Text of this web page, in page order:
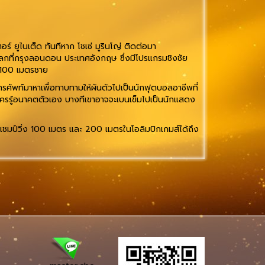
อร์ ยูไนเต็ด ทันทีหาก โชเซ่ มูรินโญ่ ติดต่อมา
กที่กรุงลอนดอน ประเทศอังกฤษ ซึ่งมีโปรแกรมชิงชัย
เมตรชาย
ศัพท์มาหาเพื่อทาบทามให้ผันตัวไปเป็นนักฟุตบอลอาชีพที่
อนาคตตัวเอง บางทีเขาอาจจะเบนเข็มไปเป็นนักแสดง
มป์วิ่ง 100 เมตร และ 200 เมตรในโอลิมปิกเกมส์ได้ถึง